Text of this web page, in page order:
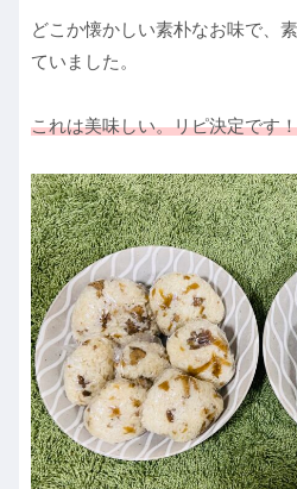
どこか懐かしい素朴なお味で、
ていました。
これは美味しい。リピ決定です！